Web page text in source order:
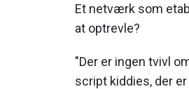
Et netværk som
at optrevle?
"Der er ingen tvivl
script kiddies, der